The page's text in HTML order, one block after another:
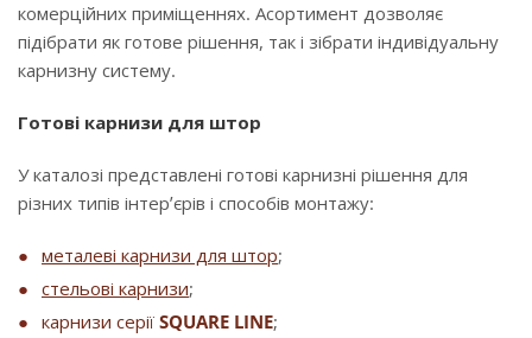
комерційних приміщеннях. Асортимент дозволяє
підібрати як готове рішення, так і зібрати індивідуальну
карнизну систему.
Готові карнизи для штор
У каталозі представлені готові карнизні рішення для
різних типів інтер’єрів і способів монтажу:
металеві карнизи для штор;
стельові карнизи;
карнизи серії SQUARE LINE;